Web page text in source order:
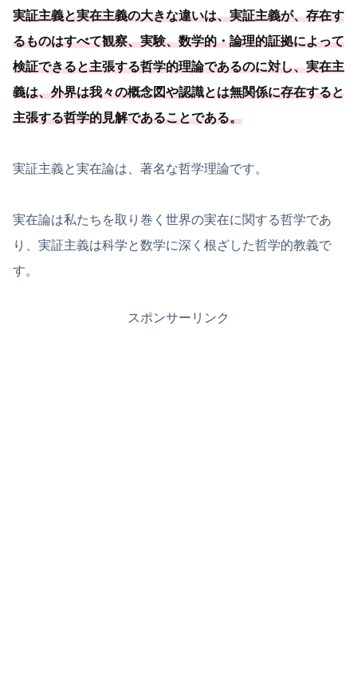
実証主義と実在主義の大きな違いは、実証主義が、存在す
るものはすべて観察、実験、数学的・論理的証拠によって
検証できると主張する哲学的理論であるのに対し、実在主
義は、外界は我々の概念図や認識とは無関係に存在すると
主張する哲学的見解であることである。
実証主義と実在論は、著名な哲学理論です。
実在論は私たちを取り巻く世界の実在に関する哲学であ
り、実証主義は科学と数学に深く根ざした哲学的教義で
す。
スポンサーリンク